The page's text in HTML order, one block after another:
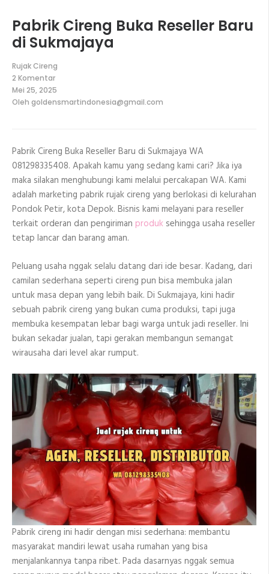
Pabrik Cireng Buka Reseller Baru
di Sukmajaya
Rujak Cireng
2 Komentar
pada
Pabrik
Cireng
Sukmajaya
Mei 25, 2025
Oleh goldensmartindonesia@gmail.com
Pabrik Cireng Buka Reseller Baru di Sukmajaya WA
081298335408. Apakah kamu yang sedang kami cari? Jika iya
maka silakan menghubungi kami melalui percakapan WA. Kami
adalah marketing pabrik rujak cireng yang berlokasi di kelurahan
Pondok Petir, kota Depok. Bisnis kami melayani para reseller
terkait orderan dan pengiriman produk sehingga usaha reseller
tetap lancar dan barang aman.
Peluang usaha nggak selalu datang dari ide besar. Kadang, dari
camilan sederhana seperti cireng pun bisa membuka jalan
untuk masa depan yang lebih baik. Di Sukmajaya, kini hadir
sebuah pabrik cireng yang bukan cuma produksi, tapi juga
membuka kesempatan lebar bagi warga untuk jadi reseller. Ini
bukan sekadar jualan, tapi gerakan membangun semangat
wirausaha dari level akar rumput.
Pabrik cireng ini hadir dengan misi sederhana: membantu
masyarakat mandiri lewat usaha rumahan yang bisa
menjalankannya tanpa ribet. Pada dasarnyas nggak semua